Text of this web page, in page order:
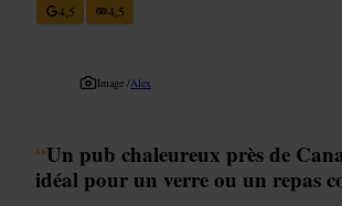
4,5
4,5
Image /Alex
“Un pub chaleureux près de
idéal pour un verre ou un repas